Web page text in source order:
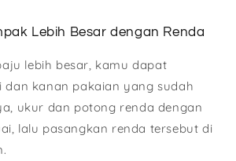
Lebih Besar dengan Renda
lebih besar, kamu dapat
dan kanan pakaian yang sudah
ukur dan potong renda dengan
lalu pasangkan renda tersebut di